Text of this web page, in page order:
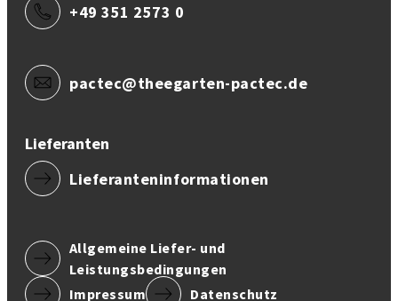
+49 351 2573 0
pactec@theegarten-pactec.de
Lieferanten
Lieferanteninformationen
Allgemeine Liefer- und
Leistungsbedingungen
Impressum
Datenschutz